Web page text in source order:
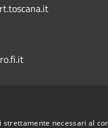
necessari al